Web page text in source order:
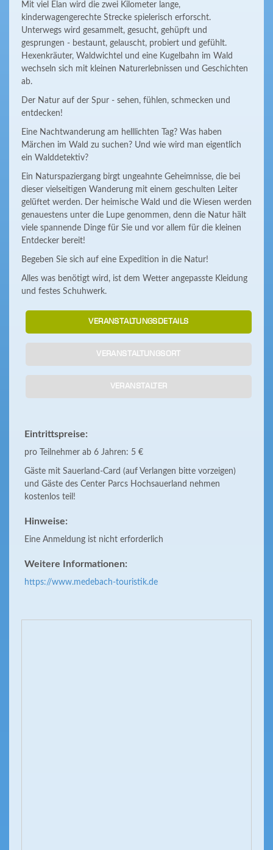
Mit viel Elan wird die zwei Kilometer lange,
kinderwagengerechte Strecke spielerisch erforscht.
Unterwegs wird gesammelt, gesucht, gehüpft und
gesprungen - bestaunt, gelauscht, probiert und gefühlt.
Hexenkräuter, Waldwichtel und eine Kugelbahn im Wald
wechseln sich mit kleinen Naturerlebnissen und Geschichten
ab.
Der Natur auf der Spur - sehen, fühlen, schmecken und
entdecken!
Eine Nachtwanderung am helllichten Tag? Was haben
Märchen im Wald zu suchen? Und wie wird man eigentlich
ein Walddetektiv?
Ein Naturspaziergang birgt ungeahnte Geheimnisse, die bei
dieser vielseitigen Wanderung mit einem geschulten Leiter
gelüftet werden. Der heimische Wald und die Wiesen werden
genauestens unter die Lupe genommen, denn die Natur hält
viele spannende Dinge für Sie und vor allem für die kleinen
Entdecker bereit!
Begeben Sie sich auf eine Expedition in die Natur!
Alles was benötigt wird, ist dem Wetter angepasste Kleidung
und festes Schuhwerk.
VERANSTALTUNGSDETAILS
VERANSTALTUNGSORT
VERANSTALTER
Eintrittspreise:
pro Teilnehmer ab 6 Jahren: 5 €
Gäste mit Sauerland-Card (auf Verlangen bitte vorzeigen)
und Gäste des Center Parcs Hochsauerland nehmen
kostenlos teil!
Hinweise:
Eine Anmeldung ist nicht erforderlich
Weitere Informationen:
https://www.medebach-touristik.de